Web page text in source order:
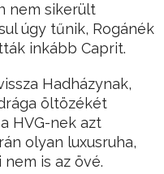
nem sikerült
úgy tűnik, Rogánék
inkább Caprit.
Hadházynak,
öltözékét
HVG-nek azt
olyan luxusruha,
is az övé.